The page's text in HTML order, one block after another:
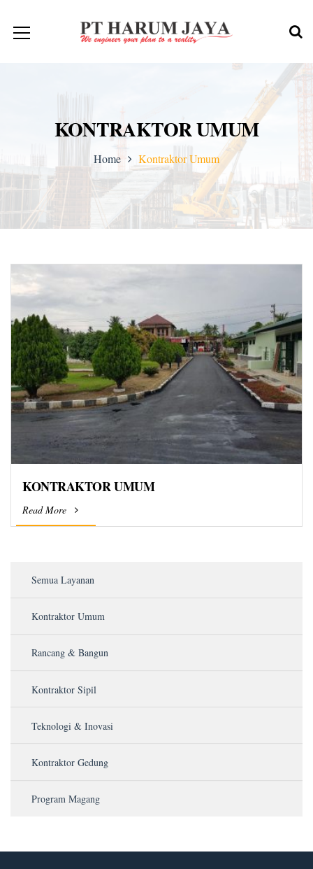
KONTRAKTOR UMUM
Home Kontraktor Umum
KONTRAKTOR UMUM
Read More
Semua Layanan
Kontraktor Umum
Rancang & Bangun
Kontraktor Sipil
Teknologi & Inovasi
Kontraktor Gedung
Program Magang